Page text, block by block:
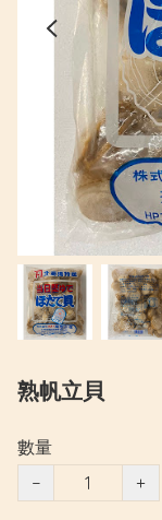
熟帆立貝
數量
−
+